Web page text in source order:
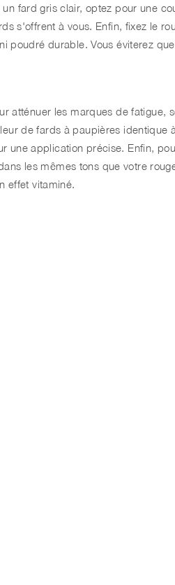
fard gris clair, optez pour une
s'offrent à vous. Enfin, fixez le
poudré durable. Vous éviterez
atténuer les marques de fatigue,
de fards à paupières identique
une application précise. Enfin,
les mêmes tons que votre
effet vitaminé.